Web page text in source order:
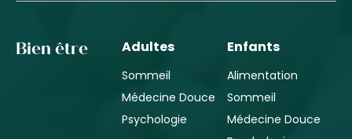
Bien être Adultes
Sommeil
Médecine Douce
Psychologie
Enfants
Alimentation
Sommeil
Médecine Douce